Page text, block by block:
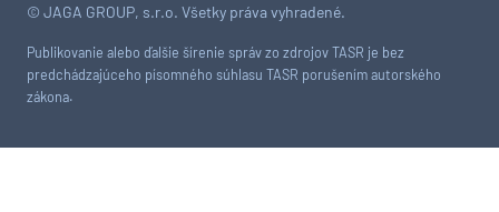
© JAGA GROUP, s.r.o. Všetky práva vyhradené.
Publikovanie alebo ďalšie šírenie správ zo zdrojov TASR je bez
predchádzajúceho písomného súhlasu TASR porušením autorského
zákona.